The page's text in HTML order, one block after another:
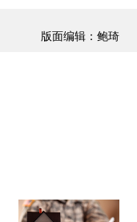
版面编辑：鲍琦